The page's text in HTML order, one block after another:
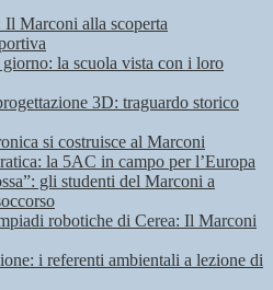
Marconi alla scoperta
la scuola vista con i loro
3D: traguardo storico
si costruisce al Marconi
la 5AC in campo per l’Europa
gli studenti del Marconi a
robotiche di Cerea: Il Marconi
i referenti ambientali a lezione di